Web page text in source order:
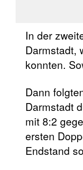
In der
Darmstadt,
konnten.
Dann
Darmstadt
mit 8:2
ersten
Endstand